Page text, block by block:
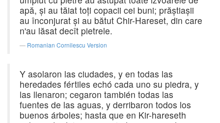
apă, şi au tăiat toţi copacii cei buni; prăştiaşii
au înconjurat şi au bătut Chir-Hareset, din care
n'au lăsat decît pietrele.
Romanian Cornilescu Version
Y asolaron las ciudades, y en todas las
heredades fértiles echó cada uno su piedra, y
las llenaron; cegaron también todas las
fuentes de las aguas, y derribaron todos los
buenos árboles; hasta que en Kir-hareseth